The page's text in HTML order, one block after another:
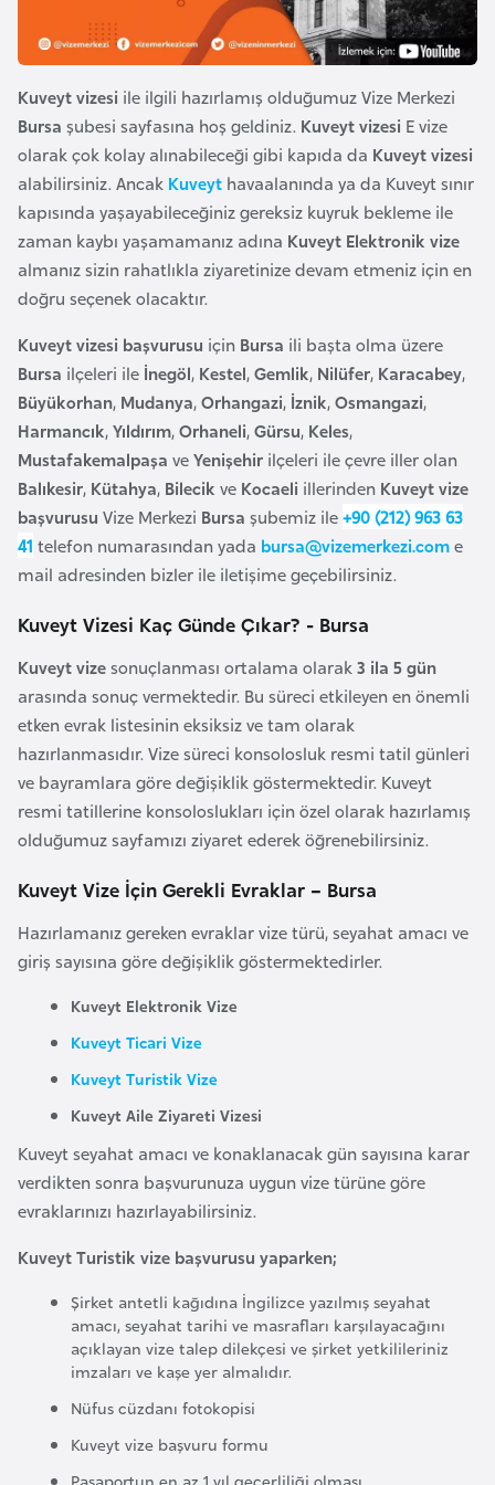
Kuveyt vizesi ile ilgili hazırlamış olduğumuz Vize Merkezi
Bursa şubesi sayfasına hoş geldiniz. Kuveyt vizesi E vize
olarak çok kolay alınabileceği gibi kapıda da Kuveyt vizesi
alabilirsiniz. Ancak Kuveyt havaalanında ya da Kuveyt sınır
kapısında yaşayabileceğiniz gereksiz kuyruk bekleme ile
zaman kaybı yaşamamanız adına Kuveyt Elektronik vize
almanız sizin rahatlıkla ziyaretinize devam etmeniz için en
doğru seçenek olacaktır.
Kuveyt vizesi başvurusu için Bursa ili başta olma üzere
Bursa ilçeleri ile İnegöl, Kestel,Gemlik, Nilüfer, Karacabey,
Büyükorhan, Mudanya,Orhangazi, İznik,Osmangazi,
Harmancık,Yıldırım,Orhaneli,Gürsu, Keles,
Mustafakemalpaşa veYenişehir ilçeleri ile çevre iller olan
Balıkesir, Kütahya, Bilecik ve Kocaeli illerinden Kuveyt vize
başvurusu Vize Merkezi Bursa şubemiz ile+90 (212) 963 63
41 telefon numarasından yada bursa@vizemerkezi.come
mail adresinden bizler ile iletişime geçebilirsiniz.
Kuveyt Vizesi Kaç Günde Çıkar? - Bursa
Kuveyt vizesonuçlanması ortalama olarak3 ila 5 gün
arasında sonuç vermektedir. Bu süreci etkileyen en önemli
etken evrak listesinin eksiksiz ve tam olarak
hazırlanmasıdır. Vize süreci konsolosluk resmi tatil günleri
ve bayramlara göre değişiklik göstermektedir. Kuveyt
resmi tatillerine konsoloslukları için özel olarak hazırlamış
olduğumuz sayfamızı ziyaret ederek öğrenebilirsiniz.
Kuveyt Vize İçin Gerekli Evraklar – Bursa
Hazırlamanız gereken evraklar vize türü, seyahat amacı ve
giriş sayısına göre değişiklik göstermektedirler.
Kuveyt Elektronik Vize
Kuveyt Ticari Vize
Kuveyt Turistik Vize
Kuveyt Aile Ziyareti Vizesi
Kuveyt seyahat amacı ve konaklanacak gün sayısına karar
verdikten sonra başvurunuza uygun vize türüne göre
evraklarınızı hazırlayabilirsiniz.
Kuveyt Turistik vize başvurusu yaparken;
Şirket antetli kağıdına İngilizce yazılmış seyahat
amacı, seyahat tarihi ve masrafları karşılayacağını
açıklayan vize talep dilekçesi ve şirket yetkilileriniz
imzaları ve kaşe yer almalıdır.
Nüfus cüzdanı fotokopisi
Kuveyt vize başvuru formu
y
B
a
n
g
l
a
d
e
ş
B
e
l
a
r
u
B
e
l
ç
i
k
a
e
n
s
n
a
e